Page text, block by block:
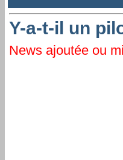
Y-a-t-il un
News ajoutée ou